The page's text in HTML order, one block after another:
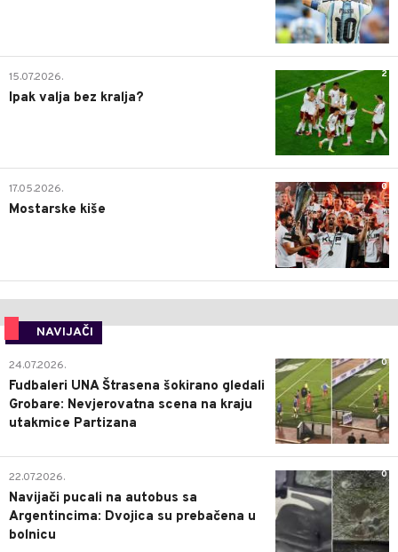
2
15.07.2026.
Ipak valja bez kralja?
0
17.05.2026.
Mostarske kiše
NAVIJAČI
0
24.07.2026.
Fudbaleri UNA Štrasena šokirano gledali
Grobare: Nevjerovatna scena na kraju
utakmice Partizana
0
22.07.2026.
Navijači pucali na autobus sa
Argentincima: Dvojica su prebačena u
bolnicu